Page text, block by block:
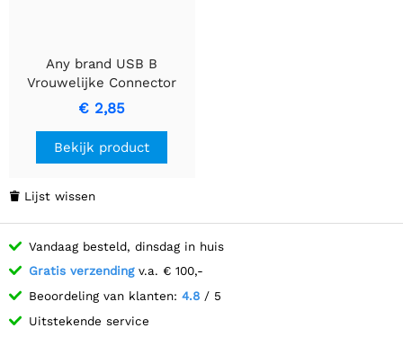
Any brand USB B
Vrouwelijke Connector
voor PCB
€ 2,85
Bekijk product
 Lijst wissen
Vandaag besteld, dinsdag in huis
Gratis verzendingv.a. € 100,-
Beoordeling van klanten: 4.8 / 5
Uitstekende service